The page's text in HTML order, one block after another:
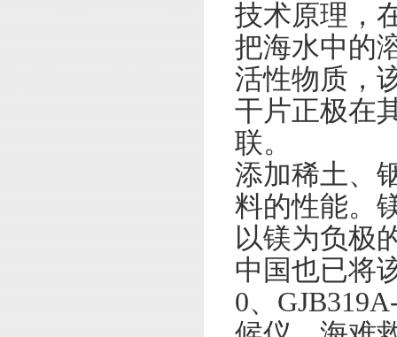
技术原理，
把海水中的
活性物质，
干片正极在
联。
添加稀土、
料的性能。
以镁为负极
中国也已将
0、